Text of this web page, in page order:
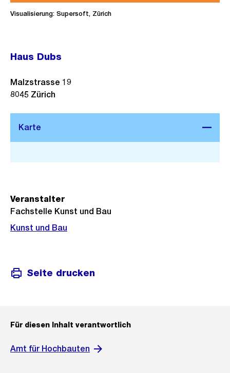
Visualisierung: Supersoft, Zürich
Haus Dubs
Stadtplan 3D
Malzstrasse 19
8045 Zürich
Veranstalter
Fachstelle Kunst und Bau
Kunst und Bau
Seite drucken
Für diesen Inhalt verantwortlich
Amt für Hochbauten